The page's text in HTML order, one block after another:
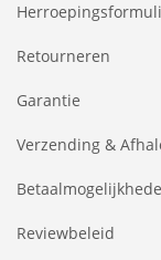
Retourneren
Garantie
Verzending &
Reviewbeleid